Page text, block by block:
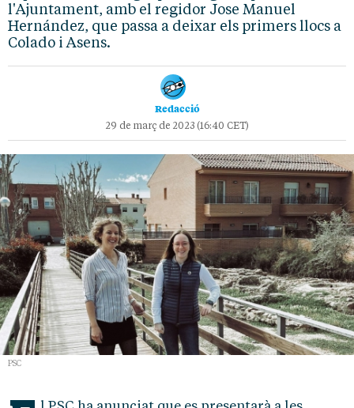
l'Ajuntament, amb el regidor Jose Manuel
Hernández, que passa a deixar els primers llocs a
Colado i Asens.
Redacció
29 de març de 2023 (16:40 CET)
PSC